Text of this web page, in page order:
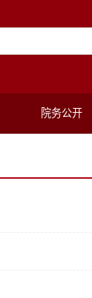
院务公开